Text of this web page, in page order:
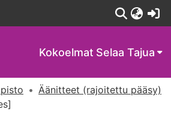
Kokoelmat Selaa Tajua
Äänitteet (rajoitettu pääsy)